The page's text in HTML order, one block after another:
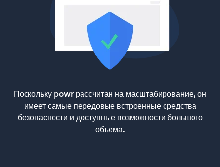
Поскольку powr рассчитан на масштабирование, он
имеет самые передовые встроенные средства
безопасности и доступные возможности большого
объема.